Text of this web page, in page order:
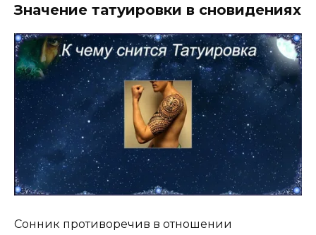
Значение татуировки в сновидениях
Сонник противоречив в отношении